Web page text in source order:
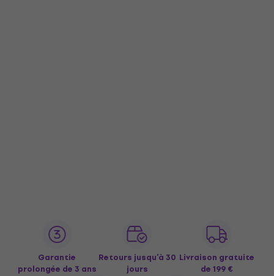
Garantie
prolongée de 3 ans
Retours jusqu’à 30
jours
Livraison gratuite
de 199 €